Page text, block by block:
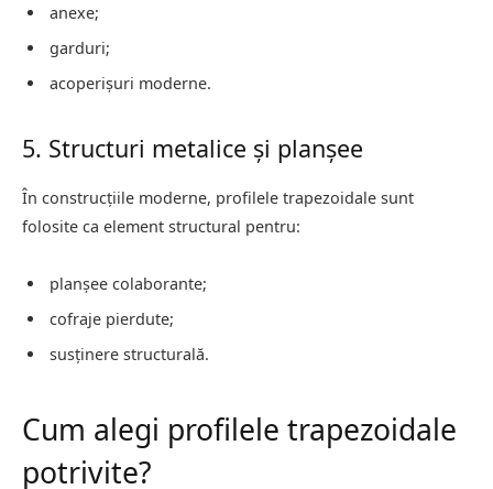
anexe;
garduri;
acoperișuri moderne.
5. Structuri metalice și planșee
În construcțiile moderne, profilele trapezoidale sunt
folosite ca element structural pentru:
planșee colaborante;
cofraje pierdute;
susținere structurală.
Cum alegi profilele trapezoidale
potrivite?